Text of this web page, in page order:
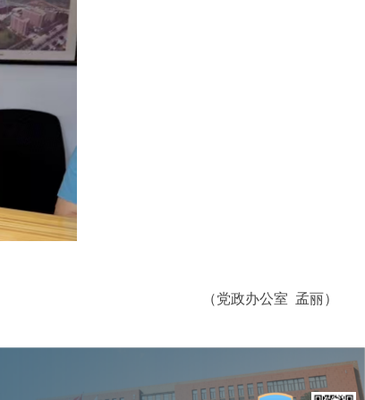
（党政办公室 孟丽）